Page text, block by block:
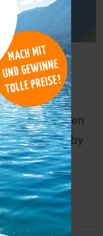
in
umliegenden
Schuby
4,4 km...